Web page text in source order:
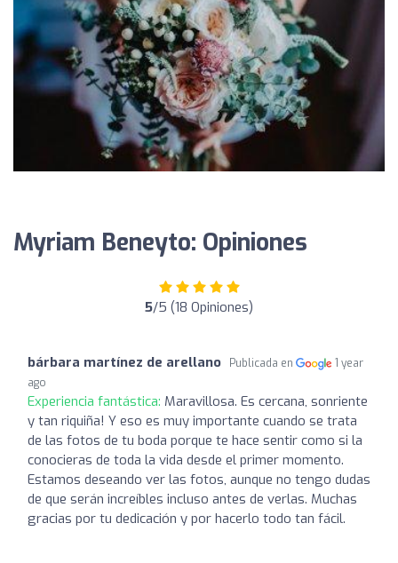
Myriam Beneyto: Opiniones
5/5 (18 Opiniones)
bárbara martínez de arellano Publicada en
1 year
ago
Experiencia fantástica: Maravillosa. Es cercana, sonriente
y tan riquiña! Y eso es muy importante cuando se trata
de las fotos de tu boda porque te hace sentir como si la
conocieras de toda la vida desde el primer momento.
Estamos deseando ver las fotos, aunque no tengo dudas
de que serán increíbles incluso antes de verlas. Muchas
gracias por tu dedicación y por hacerlo todo tan fácil.